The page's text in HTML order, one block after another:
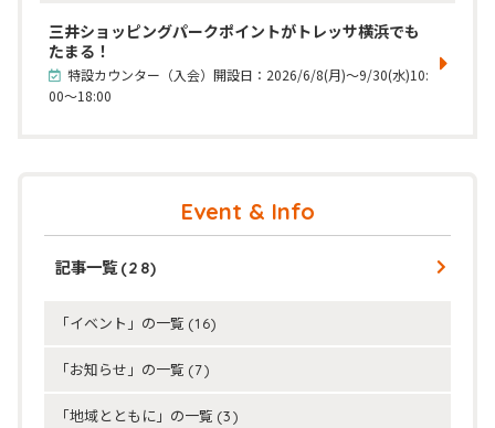
三井ショッピングパークポイントがトレッサ横浜でも
たまる！
特設カウンター（入会）開設日：2026/6/8(月)～9/30(水)10:
00～18:00
Event & Info
記事一覧(28)
「イベント」の一覧 (16)
「お知らせ」の一覧 (7)
「地域とともに」の一覧 (3)